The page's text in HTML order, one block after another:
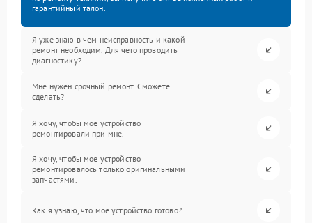
гарантийный талон.
Я уже знаю в чем неисправность и какой
ремонт необходим. Для чего проводить
диагностику?
Мне нужен срочный ремонт. Сможете
сделать?
Я хочу, чтобы мое устройство
ремонтировали при мне.
Я хочу, чтобы мое устройство
ремонтировалось только оригинальными
запчастями.
Как я узнаю, что мое устройство готово?